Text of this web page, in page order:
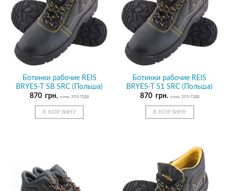
Ботинки рабочие REIS
BRYES-T SB SRC (Польша)
870 грн. плюс 20% ПДВ
В КОРЗИНУ
Ботинки рабочие REIS
BRYES-T S1 SRC (Польша)
870 грн. плюс 20% ПДВ
В КОРЗИНУ